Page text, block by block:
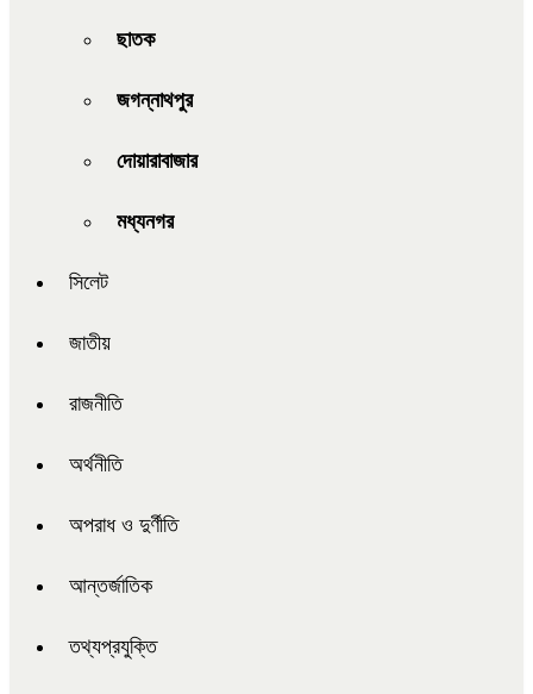
ছাতক
জগন্নাথপুর
দোয়ারাবাজার
মধ্যনগর
সিলেট
জাতীয়
রাজনীতি
অর্থনীতি
অপরাধ ও দুর্ণীতি
আন্তর্জাতিক
তথ্যপ্রযুক্তি